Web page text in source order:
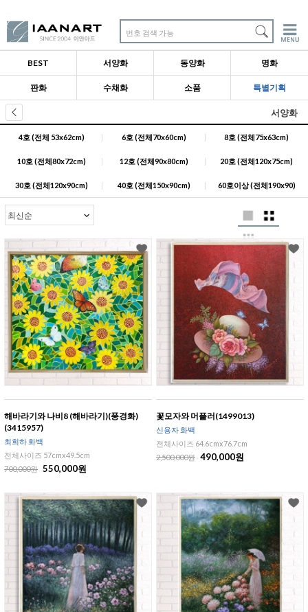
번호 검색 가능
BEST 서양화 동양화 명화
판화 수채화 소품 특별기획
서양화
4호 (전체 53x62cm) | 6호 (전체70x60cm) | 8호 (전체75x63cm)
10호 (전체80x72cm) | 12호 (전체90x80cm) | 20호 (전체120x75cm)
30호 (전체120x90cm) | 40호 (전체150x90cm) | 60호이상 (전체190x90)
해바라기와 나비8 (해바라기)(풍경화)
(3415957)
최희하 화백
전체사이즈 57cmx49.5cm
700,000원 550,000원
꽃모자와 머플러(1499013)
신용자 화백
전체사이즈 64.6cmx76.7cm
2,500,000원 490,000원